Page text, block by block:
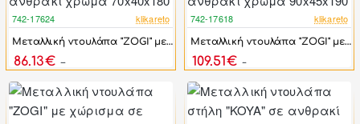
-17%
742-17624 klikareto
Μεταλλική ντουλάπα "ZOGI" με χώρισμα σε ανθρακί χρώμα 70x40x180
86.13€
-17%
742-17618 klikareto
Μεταλλική ντουλάπα "ZOGI" με χώρισμα σε ανθρακί χρώμα 90x45x190
109.51€